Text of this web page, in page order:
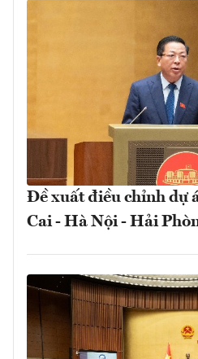
Đề xuất điều chỉnh dự
Cai - Hà Nội - Hải